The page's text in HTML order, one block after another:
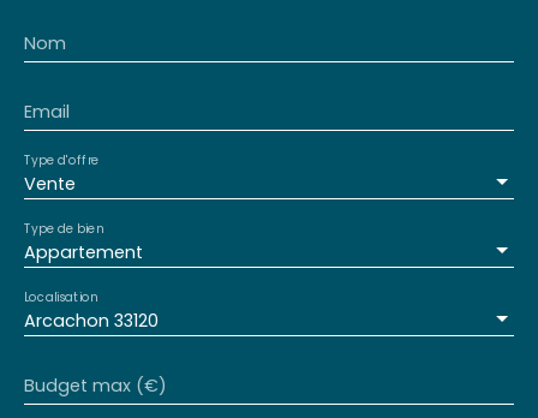
Nom
Email
Vente
Type d'offre
Appartement
Type de bien
Arcachon 33120
Localisation
Budget max (€)